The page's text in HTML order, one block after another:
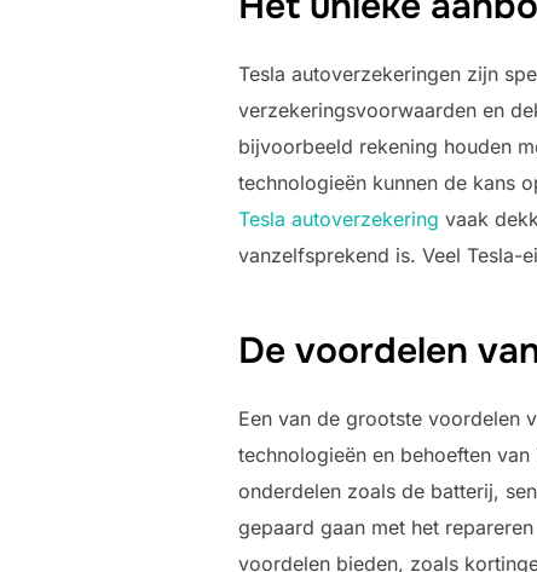
Tesla autoverzekeringen zijn
verzekeringsvoorwaarden en
bijvoorbeeld rekening houden
technologieën kunnen de kans
Tesla autoverzekering vaak
vanzelfsprekend is. Veel Tesla-
De voordelen
Een van de grootste voordelen
technologieën en behoeften
onderdelen zoals de batterij,
gepaard gaan met het
voordelen bieden, zoals